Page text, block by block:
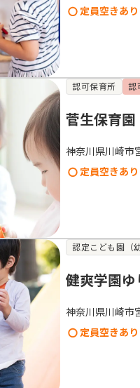
定員空きあり
認可保育所 認
菅生保育園
神奈川県川崎市
定員空きあり
認定こども園（
健爽学園
神奈川県川崎
定員空きあり